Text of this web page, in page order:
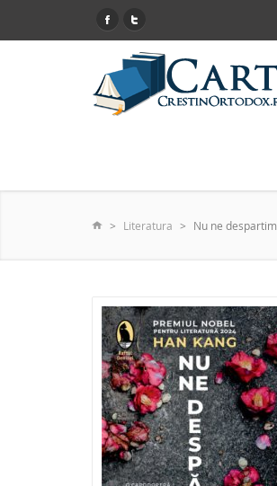
Literatura Nu ne despartim